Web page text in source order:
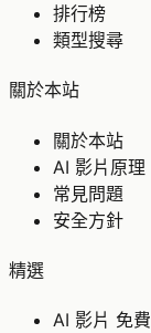
排行榜
類型搜尋
關於本站
關於本站
AI 影片原理
常見問題
安全方針
精選
AI 影片 免費